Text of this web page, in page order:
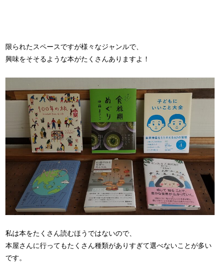
限られたスペースですが様々なジャンルで、
興味をそそるような本がたくさんありますよ！
私は本をたくさん読むほうではないので、
本屋さんに行ってもたくさん種類がありすぎて選べないことが多い
です。